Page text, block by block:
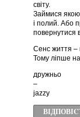
світу.
Займися
і полий. Або
повернутися
Сенс життя –
Тому ліпше
дружньо
–
jazzy